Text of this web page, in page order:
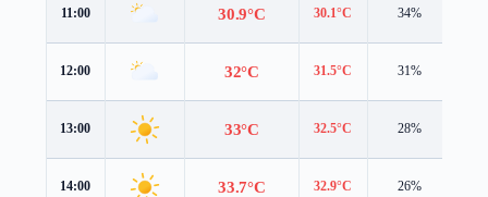
11:00 30.9°C 30.1°C 34%
12:00 32°C 31.5°C 31%
13:00 33°C 32.5°C 28%
14:00 33.7°C 32.9°C 26%